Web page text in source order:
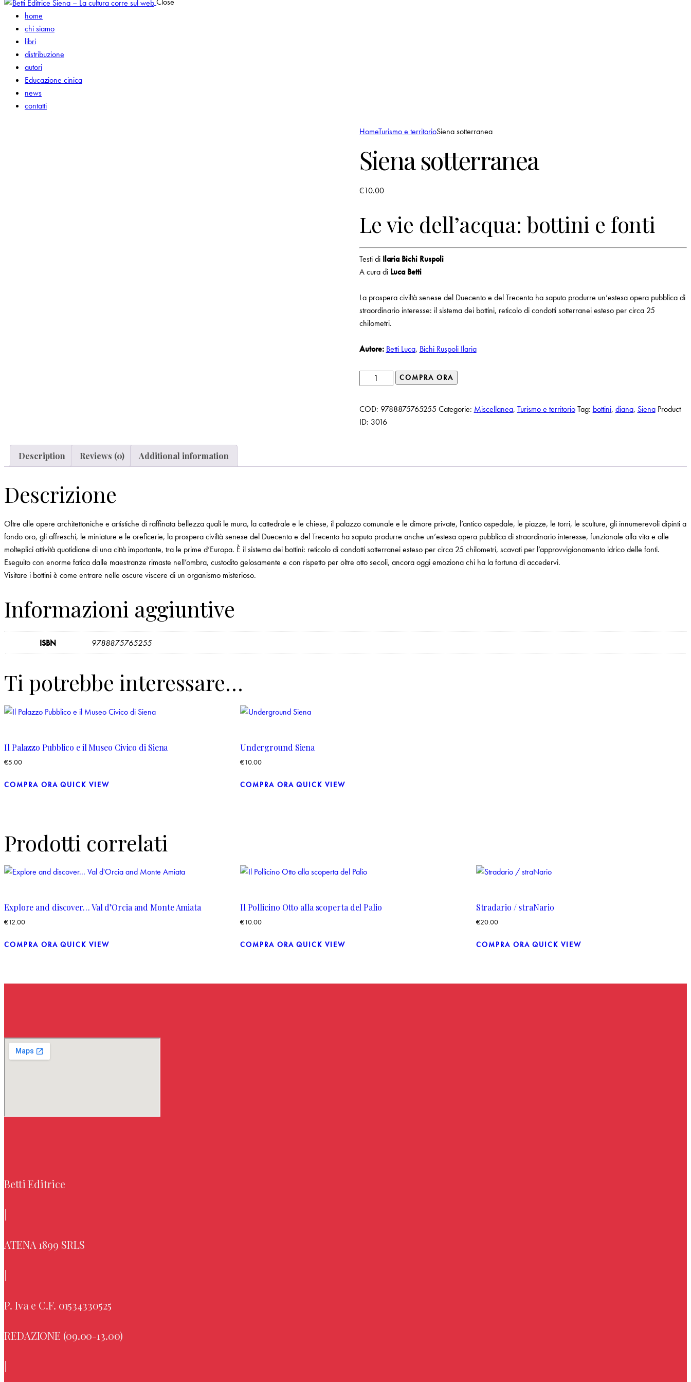
home
chi siamo
libri
distribuzione
autori
Educazione cinica
news
contatti
HomeTurismo e territorioSiena sotterranea
Siena sotterranea
€10.00
Le vie dell’acqua: bottini e fonti
Testi di Ilaria Bichi Ruspoli
A cura di Luca Betti
La prospera civiltà senese del Duecento e del Trecento ha saputo produrre un’estesa opera pubblica di
straordinario interesse: il sistema dei bottini, reticolo di condotti sotterranei esteso per circa 25
chilometri.
Autore: Betti Luca, Bichi Ruspoli Ilaria
Siena
sotterranea
COMPRA ORA
COD: 9788875765255 Categorie: Miscellanea, Turismo e territorio Tag: bottini, diana, Siena Product
ID: 3016
Description Reviews (0) Additional information
Descrizione
Oltre alle opere architettoniche e artistiche di raffinata bellezza quali le mura, la cattedrale e le chiese, il palazzo comunale e le dimore private, l’antico ospedale, le piazze, le torri, le sculture, gli innumerevoli dipinti a
fondo oro, gli affreschi, le miniature e le oreficerie, la prospera civiltà senese del Duecento e del Trecento ha saputo produrre anche un’estesa opera pubblica di straordinario interesse, funzionale alla vita e alle
molteplici attività quotidiane di una città importante, tra le prime d’Europa. È il sistema dei bottini: reticolo di condotti sotterranei esteso per circa 25 chilometri, scavati per l’approvvigionamento idrico delle fonti.
Eseguito con enorme fatica dalle maestranze rimaste nell’ombra, custodito gelosamente e con rispetto per oltre otto secoli, ancora oggi emoziona chi ha la fortuna di accedervi.
Visitare i bottini è come entrare nelle oscure viscere di un organismo misterioso.
Informazioni aggiuntive
ISBN 9788875765255
Ti potrebbe interessare…
Il Palazzo Pubblico e il Museo Civico di Siena
€5.00
COMPRA ORA QUICK VIEW
Underground Siena
€10.00
COMPRA ORA QUICK VIEW
Prodotti correlati
Explore and discover… Val d’Orcia and Monte Amiata
€12.00
COMPRA ORA QUICK VIEW
Il Pollicino Otto alla scoperta del Palio
€10.00
COMPRA ORA QUICK VIEW
Stradario / straNario
€20.00
COMPRA ORA QUICK VIEW
Betti Editrice
|
ATENA 1899 SRLS
|
P. Iva e C.F. 01534330525
REDAZIONE (09.00-13.00)
|